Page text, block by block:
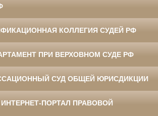
КОЛЛЕГИЯ СУДЕЙ РФ
ПРИ ВЕРХОВНОМ СУДЕ РФ
СУД ОБЩЕЙ ЮРИСДИКЦИИ
ПОРТАЛ ПРАВОВОЙ